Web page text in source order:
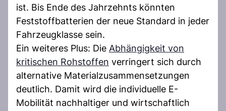
ist. Bis Ende des Jahrzehnts könnten
Feststoffbatterien der neue Standard in jeder
Fahrzeugklasse sein.
Ein weiteres Plus: Die Abhängigkeit von
kritischen Rohstoffen verringert sich durch
alternative Materialzusammensetzungen
deutlich. Damit wird die individuelle E-
Mobilität nachhaltiger und wirtschaftlich